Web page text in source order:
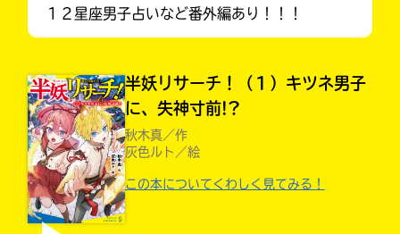
１２星座男子占いなど番外編あり！！！
半妖リサーチ！（１）キツネ男子
に、失神寸前!?
秋木真／作
灰色ルト／絵
この本についてくわしく見てみる！